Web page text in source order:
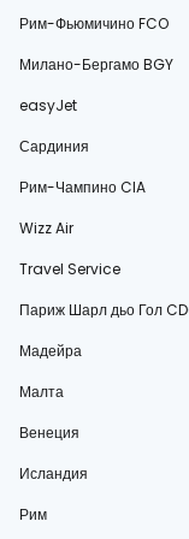
Рим-Фьюмичино FCO
Милано-Бергамо BGY
easyJet
Сардиния
Рим-Чампино CIA
Wizz Air
Travel Service
Париж Шарл дьо Гол
Мадейра
Малта
Венеция
Исландия
Рим